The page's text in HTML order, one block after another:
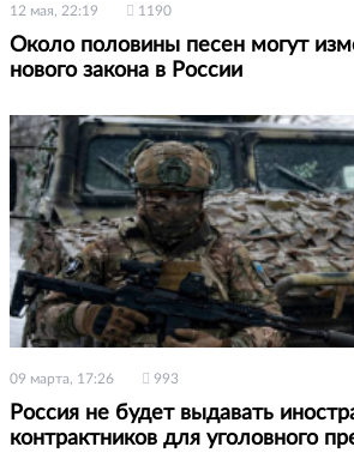
12 мая, 22:19 1190
Около половины песен могут
нового закона в России
09 марта, 17:26 993
Россия не будет выдавать
контрактников для уголовного